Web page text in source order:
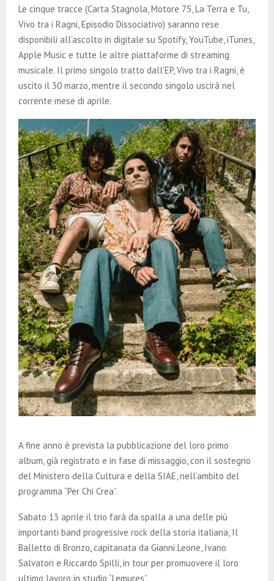
Le cinque tracce (Carta Stagnola, Motore 75, La Terra e Tu,
Vivo tra i Ragni, Episodio Dissociativo) saranno rese
disponibili all’ascolto in digitale su Spotify, YouTube, iTunes,
Apple Music e tutte le altre piattaforme di streaming
musicale. Il primo singolo tratto dall’EP, Vivo tra i Ragni, è
uscito il 30 marzo, mentre il secondo singolo uscirà nel
corrente mese di aprile.
A fine anno è prevista la pubblicazione del loro primo
album, già registrato e in fase di missaggio, con il sostegno
del Ministero della Cultura e della SIAE, nell’ambito del
programma “Per Chi Crea”.
Sabato 13 aprile il trio farà da spalla a una delle più
importanti band progressive rock della storia italiana, Il
Balletto di Bronzo, capitanata da Gianni Leone, Ivano
Salvatori e Riccardo Spilli, in tour per promuovere il loro
ultimo lavoro in studio “Lemures”.